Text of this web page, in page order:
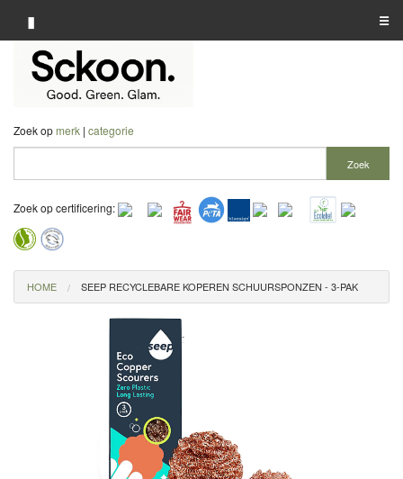
▮ ☰
Categorie A-Z
Merk A-Z
Winkelier A-Z
Zoek opmerk | categorie
Zoek
Zoek op certificering:
HOME SEEP RECYCLEBARE KOPEREN SCHUURSPONZEN - 3-PAK